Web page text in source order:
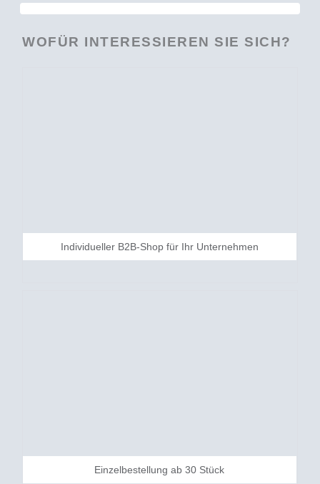
WOFÜR INTERESSIEREN SIE SICH?
Individueller B2B-Shop für Ihr Unternehmen
Einzelbestellung ab 30 Stück